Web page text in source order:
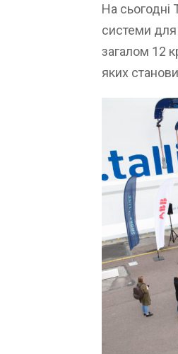
На сьогодні
системи для
загалом 12
яких